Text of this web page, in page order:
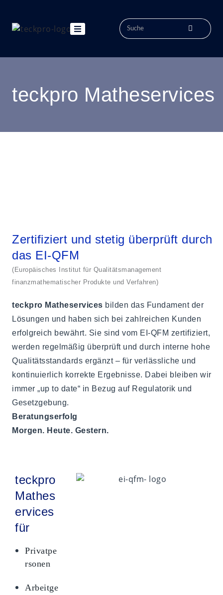
teckpro Matheservices
Zertifiziert und stetig überprüft durch
das EI-QFM
(Europäisches Institut für Qualitätsmanagement
finanzmathematischer Produkte und Verfahren)
teckpro Matheservices bilden das Fundament der
Lösungen und haben sich bei zahlreichen Kunden
erfolgreich bewährt. Sie sind vom EI-QFM zertifiziert,
werden regelmäßig überprüft und durch interne hohe
Qualitätsstandards ergänzt – für verlässliche und
kontinuierlich korrekte Ergebnisse. Dabei bleiben wir
immer „up to date“ in Bezug auf Regulatorik und
Gesetzgebung.
Beratungserfolg
Morgen. Heute. Gestern.
teckpro
Mathes
ervices
für
Privatpe
rsonen
Arbeitge